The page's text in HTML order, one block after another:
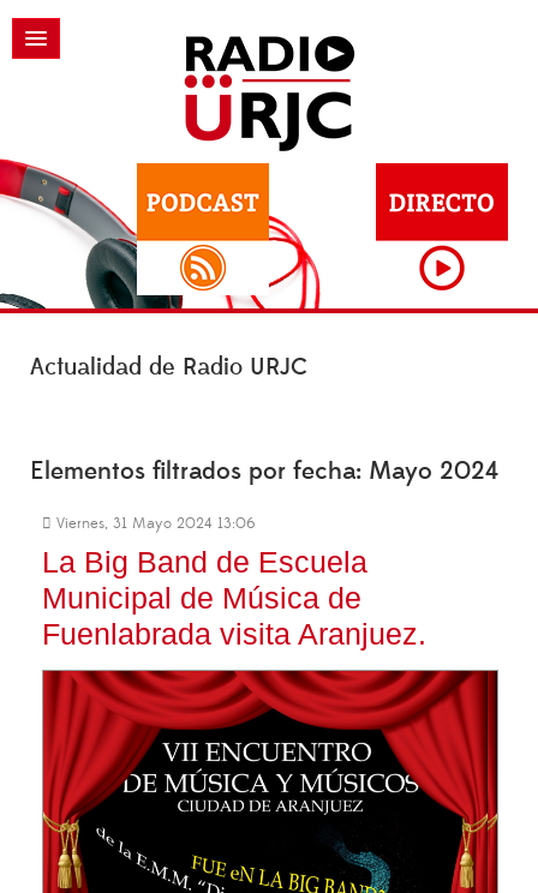
Actualidad de Radio URJC
Elementos filtrados por fecha: Mayo 2024
Viernes, 31 Mayo 2024 13:06
La Big Band de Escuela
Municipal de Música de
Fuenlabrada visita Aranjuez.